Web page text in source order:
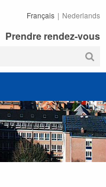
Français Nederlands
Prendre rendez-vous